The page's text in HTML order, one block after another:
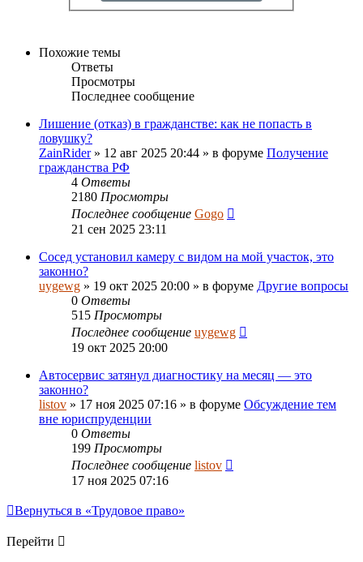
Похожие темы
Ответы
Просмотры
Последнее сообщение
Лишение (отказ) в гражданстве: как не попасть в
ловушку?
ZainRider» 12 авг 2025 20:44 » в форуме Получение
гражданства РФ
4 Ответы
2180 Просмотры
Последнее сообщение Gogo
21 сен 2025 23:11
Сосед установил камеру с видом на мой участок, это
законно?
uygewg » 19 окт 2025 20:00 » в форуме Другие вопросы
0 Ответы
515 Просмотры
Последнее сообщение uygewg
19 окт 2025 20:00
Автосервис затянул диагностику на месяц — это
законно?
listov » 17 ноя 2025 07:16 » в форуме Обсуждение тем
вне юриспруденции
0 Ответы
199 Просмотры
Последнее сообщение listov
17 ноя 2025 07:16
Вернуться в «Трудовое право»
Перейти